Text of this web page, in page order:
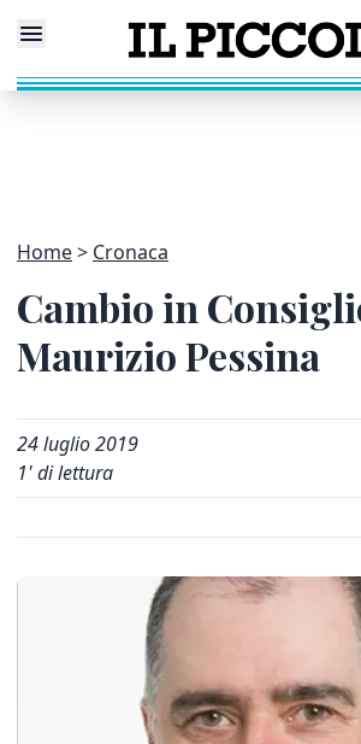
Home Cronaca
Cambio in
Maurizio Pessina
24 luglio 2019
1' di lettura